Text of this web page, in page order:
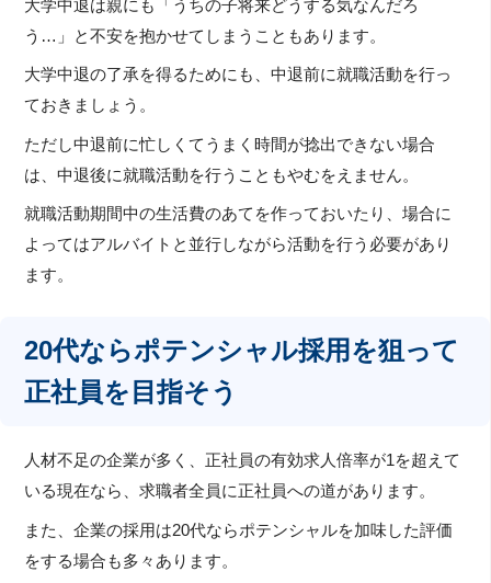
大学中退は親にも「うちの子将来どうする気なんだろ
う…」と不安を抱かせてしまうこともあります。
大学中退の了承を得るためにも、中退前に就職活動を行っ
ておきましょう。
ただし中退前に忙しくてうまく時間が捻出できない場合
は、中退後に就職活動を行うこともやむをえません。
就職活動期間中の生活費のあてを作っておいたり、場合に
よってはアルバイトと並行しながら活動を行う必要があり
ます。
20代ならポテンシャル採用を狙って
正社員を目指そう
人材不足の企業が多く、正社員の有効求人倍率が1を超えて
いる現在なら、求職者全員に正社員への道があります。
また、企業の採用は20代ならポテンシャルを加味した評価
をする場合も多々あります。